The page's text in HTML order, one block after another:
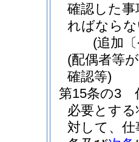
確認した
ればなら
(追加
(配偶者等
確認等)
第15条の3
必要とす
対して、